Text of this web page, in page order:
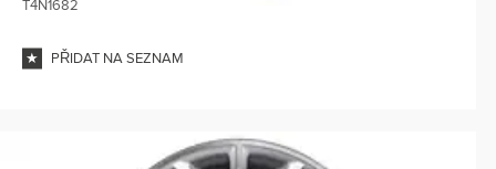
T4N1682
PŘIDAT NA SEZNAM